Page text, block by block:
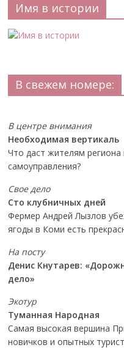
Имя в истории
В свежем номере:
В центре внимания
Необходимая вертикаль
Что даст жителям
самоуправления?
Свое дело
Сто клубничных дней
Фермер Андрей Лызлов
ягоды в Коми есть
На посту
Денис Кнутарев:
дело»
Экотур
Туманная Народная
Самая высокая вершина
новичков и опытных